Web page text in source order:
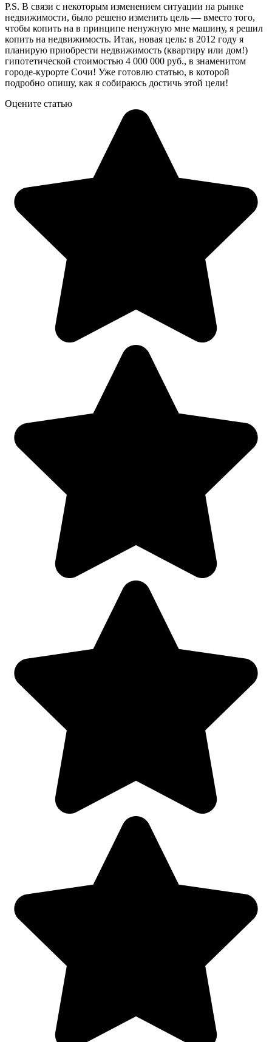
P.S. В связи с некоторым изменением ситуации на рынке
недвижимости, было решено изменить цель — вместо того,
чтобы копить на в принципе ненужную мне машину, я решил
копить на недвижимость. Итак, новая цель: в 2012 году я
планирую приобрести недвижимость (квартиру или дом!)
гипотетической стоимостью 4 000 000 руб., в знаменитом
городе-курорте Сочи! Уже готовлю статью, в которой
подробно опишу, как я собираюсь достичь этой цели!
Оцените статью